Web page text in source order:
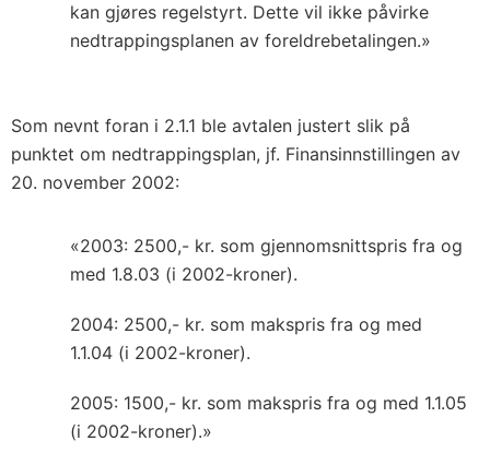
kan gjøres regelstyrt. Dette vil ikke påvirke
nedtrappingsplanen av foreldrebetalingen.»
Som nevnt foran i 2.1.1 ble avtalen justert slik på
punktet om nedtrappingsplan, jf. Finansinnstillingen av
20. november 2002:
«2003: 2500,- kr. som gjennomsnittspris fra og
med 1.8.03 (i 2002-kroner).
2004: 2500,- kr. som makspris fra og med
1.1.04 (i 2002-kroner).
2005: 1500,- kr. som makspris fra og med 1.1.05
(i 2002-kroner).»